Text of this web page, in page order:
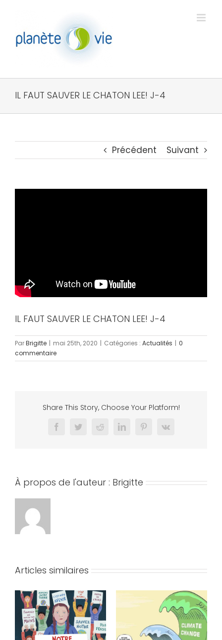
contenu
IL FAUT SAUVER LE CHATON LEE! J-4
Précédent Suivant
IL FAUT SAUVER LE CHATON LEE! J-4
ParBrigitte | mai 25th, 2020 | Catégories : Actualités | 0
commentaire
Share This Story, Choose Your Platform!
FacebookTwitterRedditLinkedInPinterest
Vk
À propos de l'auteur : Brigitte
Articles similaires